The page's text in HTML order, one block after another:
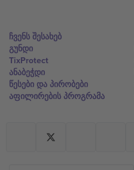
ჩვენს შესახებ
გუნდი
TixProtect
ანაბეჭდი
წესები და პირობები
აფილირების პროგრამა